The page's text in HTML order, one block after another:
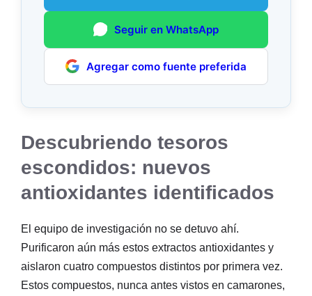
Seguir en WhatsApp
Agregar como fuente preferida
Descubriendo tesoros
escondidos: nuevos
antioxidantes identificados
El equipo de investigación no se detuvo ahí.
Purificaron aún más estos extractos antioxidantes y
aislaron cuatro compuestos distintos por primera vez.
Estos compuestos, nunca antes vistos en camarones,